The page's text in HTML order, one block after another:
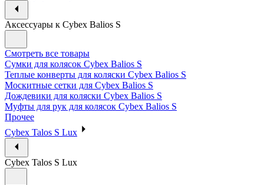
Аксессуары к Cybex Balios S
Смотреть все товары
Сумки для колясок Cybex Balios S
Теплые конверты для коляски Cybex Balios S
Москитные сетки для Cybex Balios S
Дождевики для коляски Cybex Balios S
Муфты для рук для колясок Cybex Balios S
Прочее
Cybex Talos S Lux
Cybex Talos S Lux